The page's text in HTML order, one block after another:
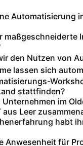
Automatisierung
maßgeschneiderte
den Nutzen von
lassen sich
stattfinden?
im
aus Leer
habt
Anwesenheit für